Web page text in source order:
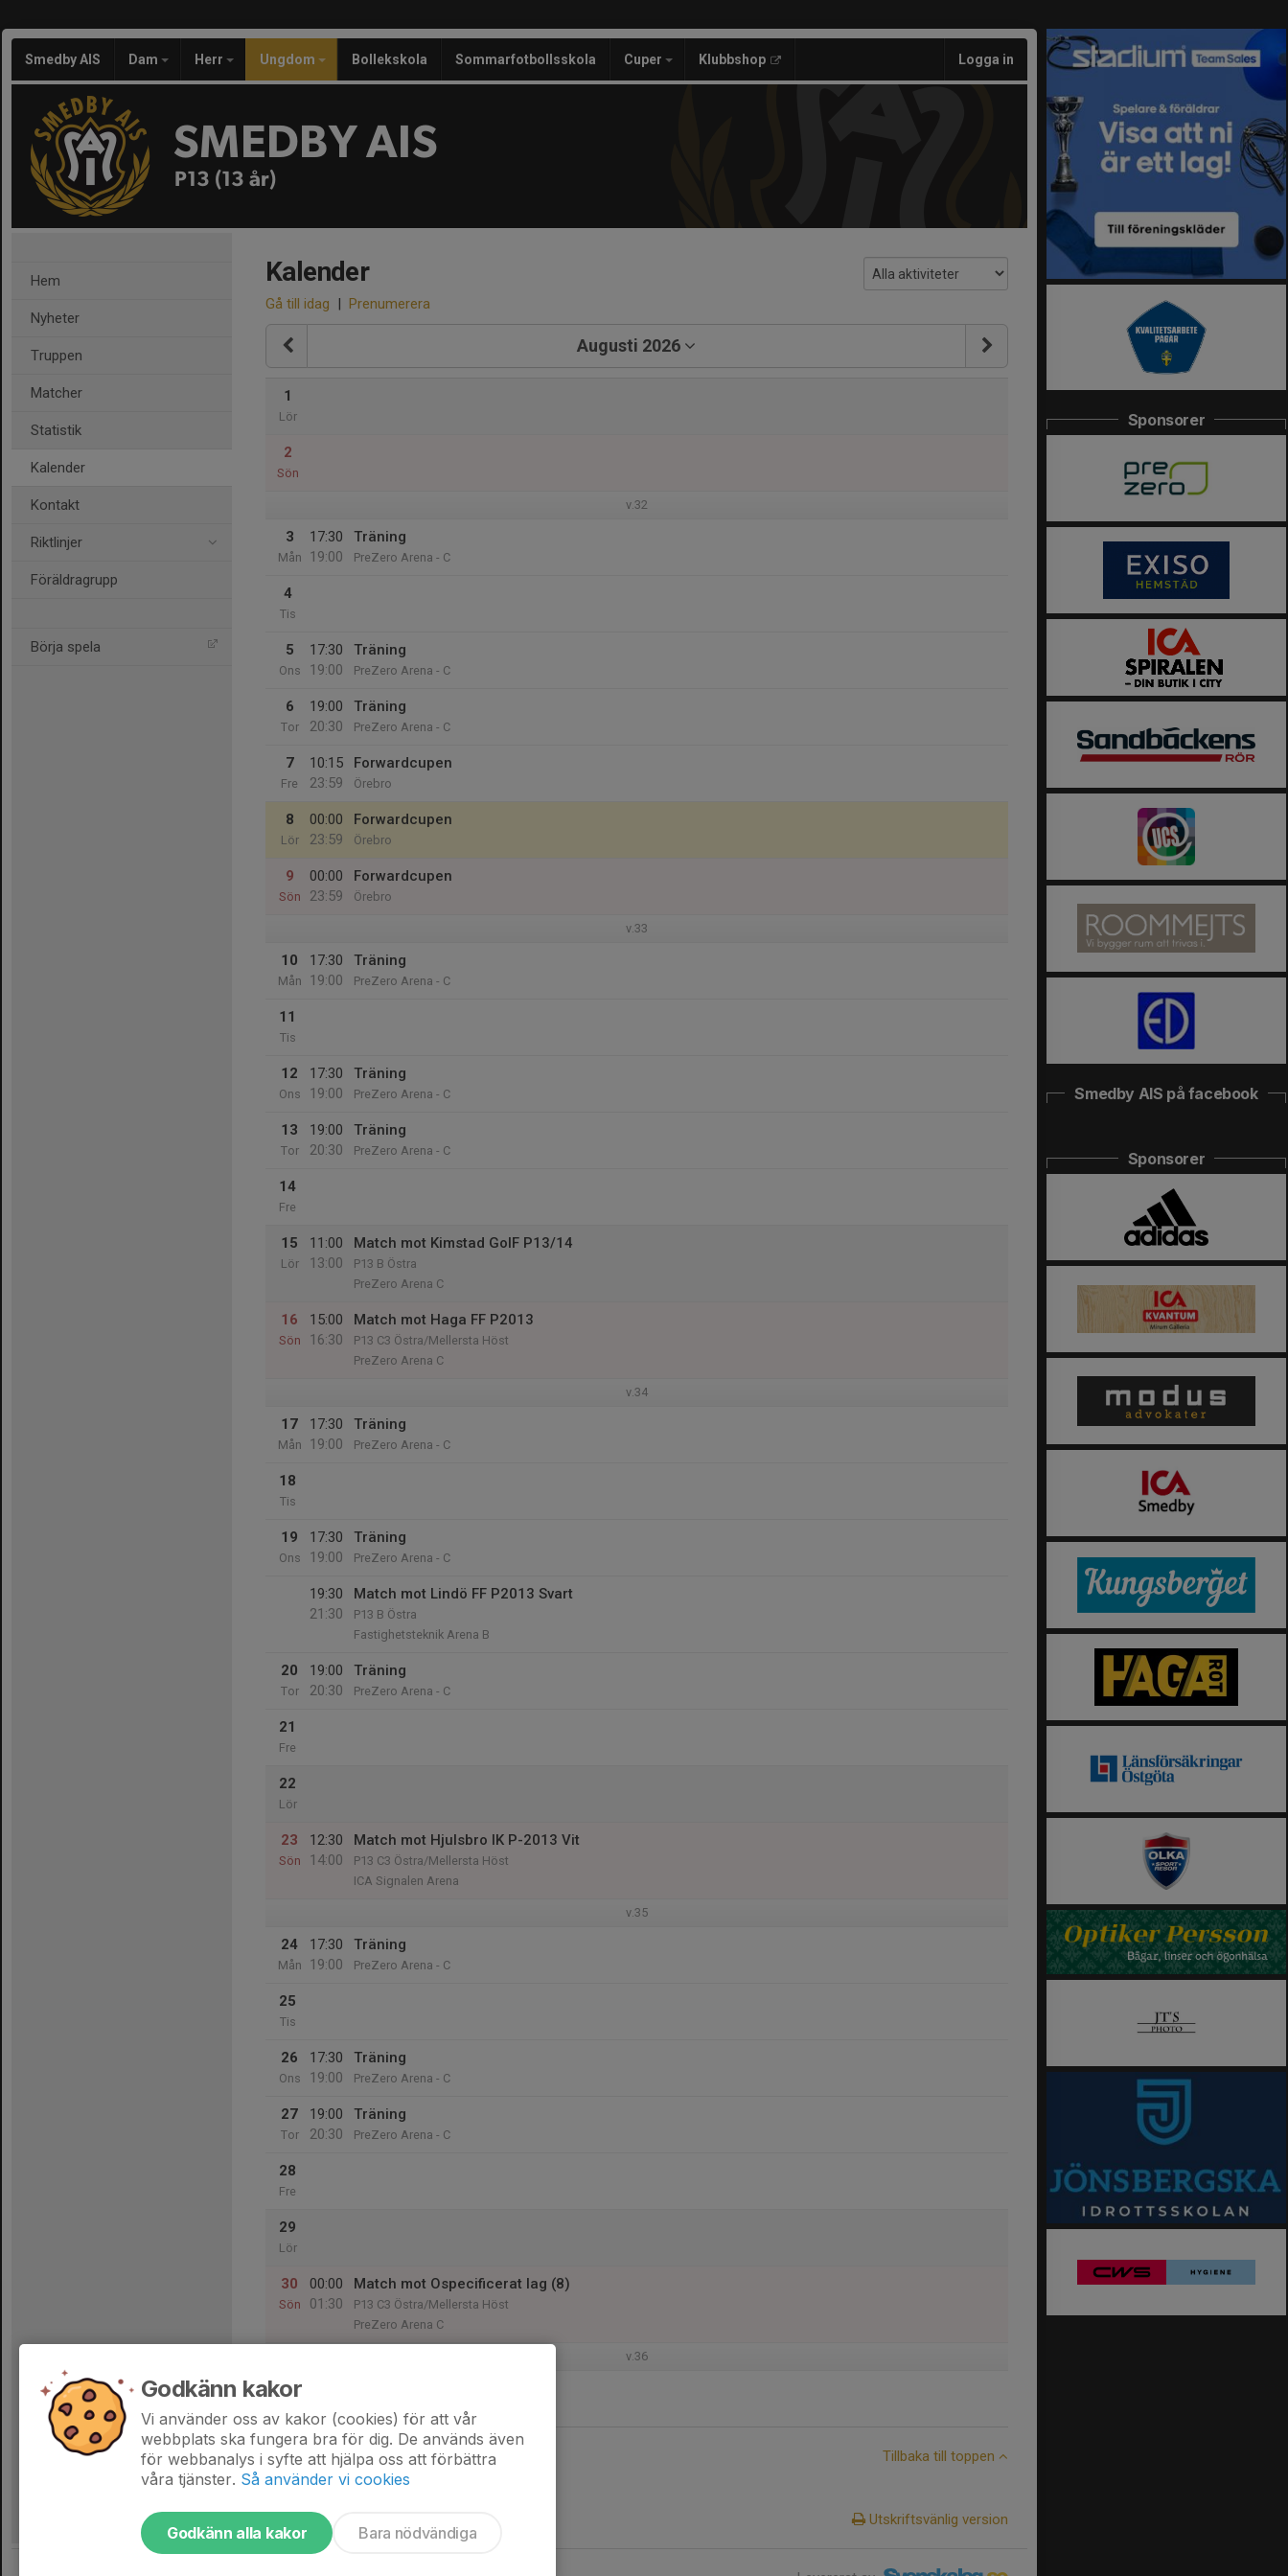
Smedby AIS Dam Herr Ungdom Bollekskola Sommarfotbollsskola Cuper Klubbshop Logga in
SMEDBY AIS
P13 (13 år)
Hem
Nyheter
Truppen
Matcher
Statistik
Kalender
Kontakt
Riktlinjer
Föräldragrupp
Börja spela
Kalender
Gå till idag | Prenumerera
Augusti 2026
1
Lör
2
Sön
v.32
3
Mån
17:30
19:00
Träning
PreZero Arena - C
4
Tis
5
Ons
17:30
19:00
Träning
PreZero Arena - C
6
Tor
19:00
20:30
Träning
PreZero Arena - C
7
Fre
10:15
23:59
Forwardcupen
Örebro
8
Lör
00:00
23:59
Forwardcupen
Örebro
9
Sön
00:00
23:59
Forwardcupen
Örebro
v.33
10
Mån
17:30
19:00
Träning
PreZero Arena - C
11
Tis
12
Ons
17:30
19:00
Träning
PreZero Arena - C
13
Tor
19:00
20:30
Träning
PreZero Arena - C
14
Fre
15
Lör
11:00
13:00
Match mot Kimstad GoIF P13/14
P13 B Östra
PreZero Arena C
16
Sön
15:00
16:30
Match mot Haga FF P2013
P13 C3 Östra/Mellersta Höst
PreZero Arena C
v.34
17
Mån
17:30
19:00
Träning
PreZero Arena - C
18
Tis
19
Ons
17:30
19:00
Träning
PreZero Arena - C
19:30
21:30
Match mot Lindö FF P2013 Svart
P13 B Östra
Fastighetsteknik Arena B
20
Tor
19:00
20:30
Träning
PreZero Arena - C
21
Fre
22
Lör
23
Sön
12:30
14:00
Match mot Hjulsbro IK P-2013 Vit
P13 C3 Östra/Mellersta Höst
ICA Signalen Arena
v.35
24
Mån
17:30
19:00
Träning
PreZero Arena - C
25
Tis
26
Ons
17:30
19:00
Träning
PreZero Arena - C
27
Tor
19:00
20:30
Träning
PreZero Arena - C
28
Fre
29
Lör
30
Sön
00:00
01:30
Match mot Ospecificerat lag (8)
P13 C3 Östra/Mellersta Höst
PreZero Arena C
v.36
31
19:00
PreZero Arena - C
Tillbaka till toppen
Utskriftsvänlig version
Sponsorer
Smedby AIS på facebook
Sponsorer
Godkänn kakor
Vi använder oss av kakor (cookies) för att vår
webbplats ska fungera bra för dig. De används även
för webbanalys i syfte att hjälpa oss att förbättra
våra tjänster. Så använder vi cookies
Godkänn alla kakor Bara nödvändiga